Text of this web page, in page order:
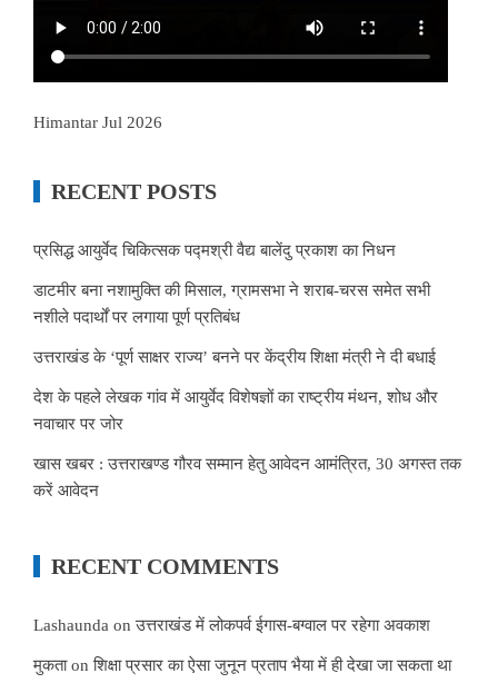
Himantar Jul 2026
RECENT POSTS
प्रसिद्ध आयुर्वेद चिकित्सक पद्मश्री वैद्य बालेंदु प्रकाश का निधन
डाटमीर बना नशामुक्ति की मिसाल, ग्रामसभा ने शराब-चरस समेत सभी
नशीले पदार्थों पर लगाया पूर्ण प्रतिबंध
उत्तराखंड के ‘पूर्ण साक्षर राज्य’ बनने पर केंद्रीय शिक्षा मंत्री ने दी बधाई
देश के पहले लेखक गांव में आयुर्वेद विशेषज्ञों का राष्ट्रीय मंथन, शोध और
नवाचार पर जोर
खास खबर : उत्तराखण्ड गौरव सम्मान हेतु आवेदन आमंत्रित, 30 अगस्त तक
करें आवेदन
RECENT COMMENTS
Lashaunda onउत्तराखंड में लोकपर्व ईगास-बग्वाल पर रहेगा अवकाश
मुकताonशिक्षा प्रसार का ऐसा जुनून प्रताप भैया में ही देखा जा सकता था